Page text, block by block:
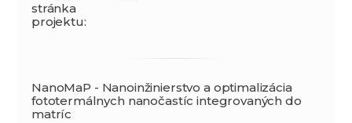
stránka
projektu:
NanoMaP - Nanoinžinierstvo a optimalizácia
fototermálnych nanočastíc integrovaných do
matríc